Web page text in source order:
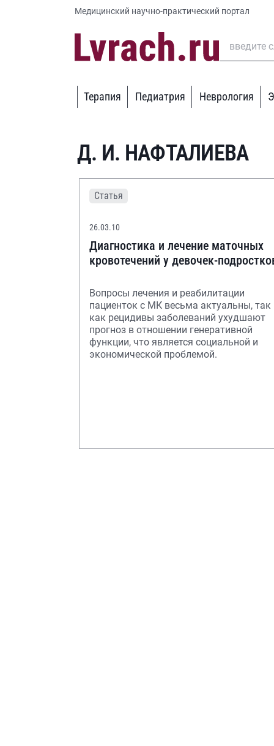
Медицинский научно-практический портал
Терапия Педиатрия Неврология
Д. И. НАФТАЛИЕВА
Статья
26.03.10
Диагностика и лечение маточных
кровотечений у девочек-
Вопросы лечения и реабилитации
пациенток с МК весьма актуальны, так
как рецидивы заболеваний ухудшают
прогноз в отношении генеративной
функции, что является социальной и
экономической проблемой.